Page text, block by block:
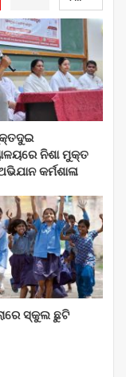
ନିଶା ମୁକ୍ତ
କର୍ମଶାଳା
ସ୍କୁଲ ଛୁଟି